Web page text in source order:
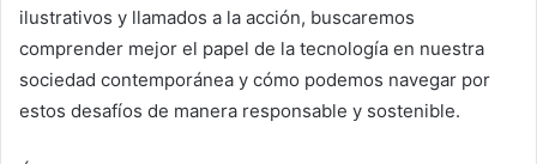
ilustrativos y llamados a la acción, buscaremos
comprender mejor el papel de la tecnología en nuestra
sociedad contemporánea y cómo podemos navegar por
estos desafíos de manera responsable y sostenible.